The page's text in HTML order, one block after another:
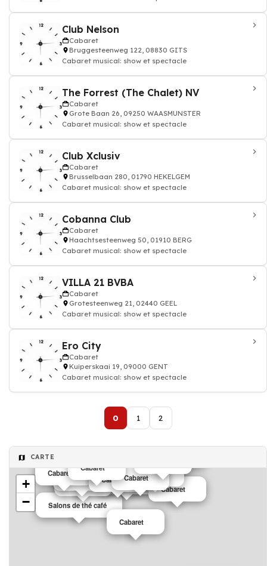
Club Nelson
Cabaret
Bruggesteenweg 122, 08830 GITS
Cabaret musical: show et spectacle
The Forrest (The Chalet) NV
Cabaret
Grote Baan 26, 09250 WAASMUNSTER
Cabaret musical: show et spectacle
Club Xclusiv
Cabaret
Brusselbaan 280, 01790 HEKELGEM
Cabaret musical: show et spectacle
Cobanna Club
Cabaret
Haachtsesteenweg 50, 01910 BERG
Cabaret musical: show et spectacle
VILLA 21 BVBA
Cabaret
Grotesteenweg 21, 02440 GEEL
Cabaret musical: show et spectacle
Ero City
Cabaret
Kuiperskaai 19, 09000 GENT
Cabaret musical: show et spectacle
0 1 2
CARTE
Salons de thé café
Cabaret
Cabaret
Cabaret
Cabaret
Cabaret
Cabaret
Cabaret
Cabaret
CabaretCabaret
Cabaret
+
−